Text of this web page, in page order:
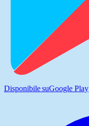
Disponibile suGoogle Play